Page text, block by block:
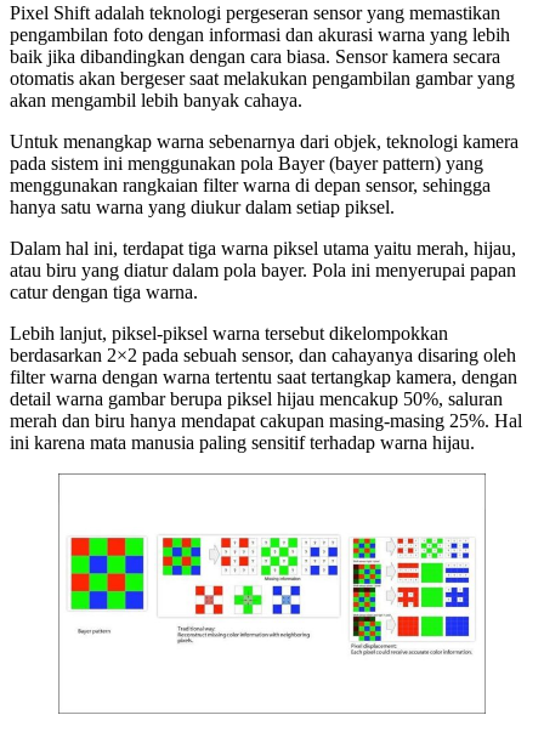
Pixel Shift adalah teknologi pergeseran sensor yang memastikan
pengambilan foto dengan informasi dan akurasi warna yang lebih
baik jika dibandingkan dengan cara biasa. Sensor kamera secara
otomatis akan bergeser saat melakukan pengambilan gambar yang
akan mengambil lebih banyak cahaya.
Untuk menangkap warna sebenarnya dari objek, teknologi kamera
pada sistem ini menggunakan pola Bayer (bayer pattern) yang
menggunakan rangkaian filter warna di depan sensor, sehingga
hanya satu warna yang diukur dalam setiap piksel.
Dalam hal ini, terdapat tiga warna piksel utama yaitu merah, hijau,
atau biru yang diatur dalam pola bayer. Pola ini menyerupai papan
catur dengan tiga warna.
Lebih lanjut, piksel-piksel warna tersebut dikelompokkan
berdasarkan 2×2 pada sebuah sensor, dan cahayanya disaring oleh
filter warna dengan warna tertentu saat tertangkap kamera, dengan
detail warna gambar berupa piksel hijau mencakup 50%, saluran
merah dan biru hanya mendapat cakupan masing-masing 25%. Hal
ini karena mata manusia paling sensitif terhadap warna hijau.